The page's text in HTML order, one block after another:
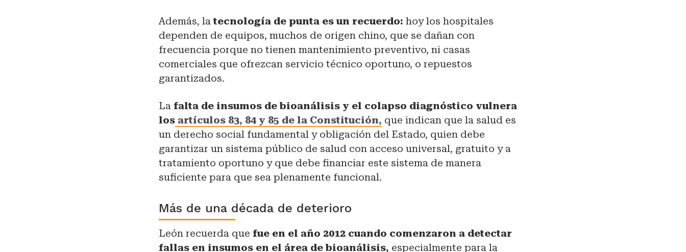
Además, latecnología de punta es un recuerdo: hoy los hospitales
dependen de equipos, muchos de origen chino, que se dañan con
frecuencia porque no tienen mantenimiento preventivo, ni casas
comerciales que ofrezcan servicio técnico oportuno, o repuestos
garantizados.
Lafalta de insumos de bioanálisis y el colapso diagnóstico vulnera
los artículos 83, 84 y 85 de la Constitución, que indican que la salud es
un derecho social fundamental y obligación del Estado, quien debe
garantizar un sistema público de salud con acceso universal, gratuito y a
tratamiento oportuno y que debe financiar este sistema de manera
suficiente para que sea plenamente funcional.
Más de una década de deterioro
León recuerda quefue en el año 2012 cuando comenzaron a detectar
fallas en insumos en el área de bioanálisis, especialmente para la